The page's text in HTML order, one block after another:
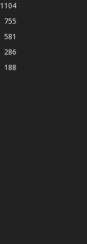
1104
755
581
286
188